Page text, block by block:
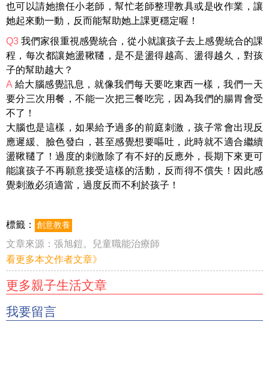
也可以請她擔任小老師，幫忙老師整理教具或是收作業，讓
她起來動一動，反而能幫助她上課更穩定喔！
Q3 我們家很重視感覺統合，從小就讓孩子去上感覺統合的課
程，每次都讓她盪鞦韆，是不是盪得越高、盪得越久，對孩
子的幫助越大？
A 給大腦感覺訊息，就像我們每天要吃東西一樣，我們一天
要分三次用餐，不能一次把三餐吃完，因為我們的腸胃會受
不了！
大腦也是這樣，如果給予過多的前庭刺激，孩子常會出現反
應遲緩、臉色發白，甚至感覺想要嘔吐，此時就不適合繼續
盪鞦韆了！過度的刺激除了有不好的反應外，長期下來更可
能讓孩子不再願意接受這樣的活動，反而得不償失！因此感
覺刺激必須適當，過度反而不利於孩子！
標籤： 創意教養
文章來源： 張旭鎧。兒童職能治療師
看更多本文作者文章》
更多親子生活文章
我要留言